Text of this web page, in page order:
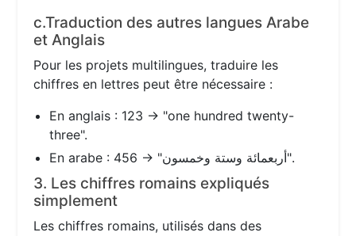
c.Traduction des autres langues Arabe
et Anglais
Pour les projets multilingues, traduire les
chiffres en lettres peut être nécessaire :
En anglais : 123 → "one hundred twenty-
three".
En arabe : 456 → "أربعمائة وستة وخمسون".
3. Les chiffres romains expliqués
simplement
Les chiffres romains, utilisés dans des